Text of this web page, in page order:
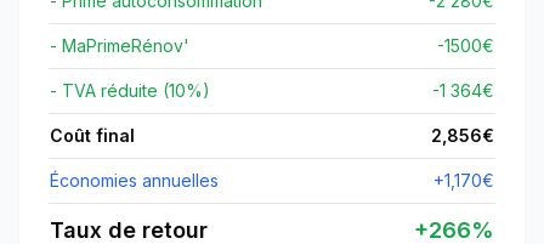
- MaPrimeRénov' -1500€
- TVA réduite (10%) -1 364€
Coût final 2,856€
Économies annuelles +1,170€
Taux de retour +266%